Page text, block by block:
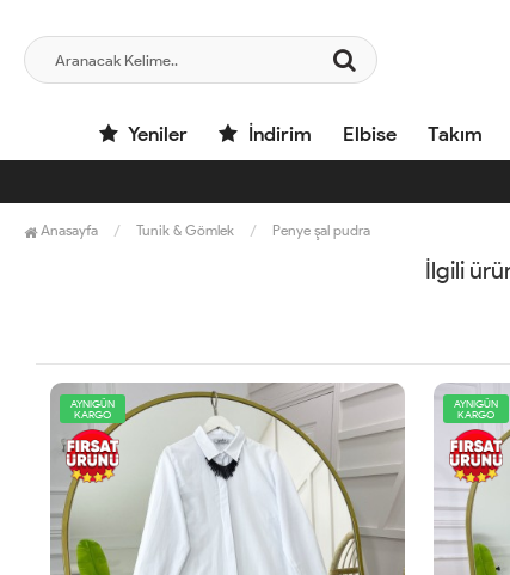
Yeniler İndirim Elbise Takım
Anasayfa Tunik & Gömlek Penye şal pudra
İlgili
AYNIGÜN
KARGO
AYNIGÜN
KARGO